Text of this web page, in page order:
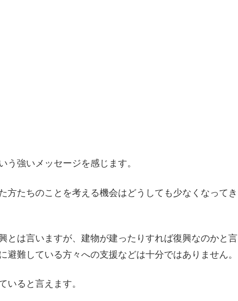
う強いメッセージを感じます。
方たちのことを考える機会はどうしても少なくなってき
とは言いますが、建物が建ったりすれば復興なのかと言
避難している方々への支援などは十分ではありません。
いると言えます。